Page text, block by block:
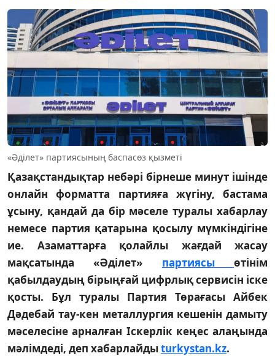
«Әділет» партиясының баспасөз қызметі
Қазақстандықтар небәрі бірнеше минут ішінде
онлайн форматта партияға жүгіну, бастама
ұсыну, қандай да бір мәселе туралы хабарлау
немесе партия қатарына қосылу мүмкіндігіне
ие. Азаматтарға қолайлы жағдай жасау
мақсатында «Әділет» партиясыөтінім
қабылдаудың бірыңғай цифрлық сервисін іске
қосты. Бұл туралы Партия Төрағасы Айбек
Дәдебай тау-кен металлургия кешенін дамыту
мәселесіне арналған Іскерлік кеңес алаңында
мәлімдеді, деп хабарлайдыturkystan.kz.